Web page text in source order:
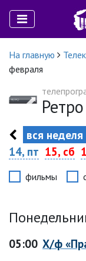
На главную
февраля
Ретро
вся неделя
14, пт 15, сб
фильмы
05:00 Х/ф